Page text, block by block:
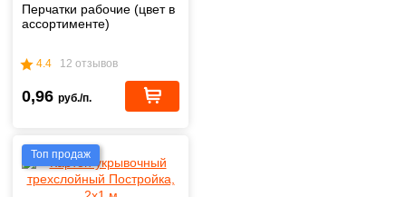
Перчатки рабочие (цвет в
ассортименте)
4.4 12 отзывов
0,96 руб./п.
Топ продаж